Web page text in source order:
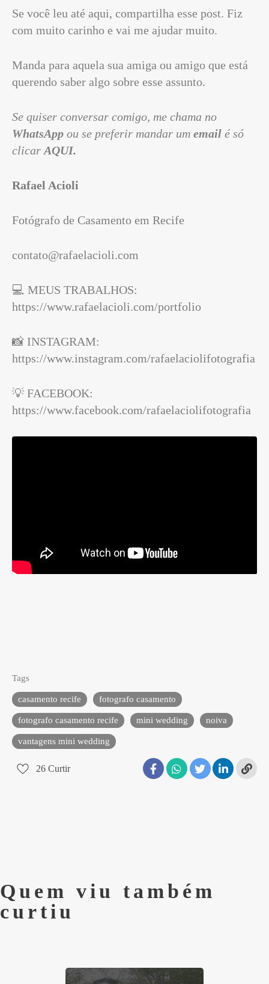
Se você leu até aqui, compartilha esse post. Fiz
com muito carinho e vai me ajudar muito.
Manda para aquela sua amiga ou amigo que está
querendo saber algo sobre esse assunto.
Se quiser conversar comigo, me chama no
WhatsApp ou se preferir mandar um email é só
clicar AQUI.
Rafael Acioli
Fotógrafo de Casamento em Recife
contato@rafaelacioli.com
💻 MEUS TRABALHOS:
https://www.rafaelacioli.com/portfolio
📸 INSTAGRAM:
https://www.instagram.com/rafaelaciolifotografia
💡 FACEBOOK:
https://www.facebook.com/rafaelaciolifotografia
Tags
casamento recife fotografo casamento
fotografo casamento recife mini wedding noiva
vantagens mini wedding
26 Curtir
Quem viu também
curtiu